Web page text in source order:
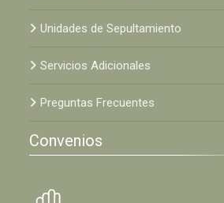
Unidades de Sepultamiento
Servicios Adicionales
Preguntas Frecuentes
Convenios